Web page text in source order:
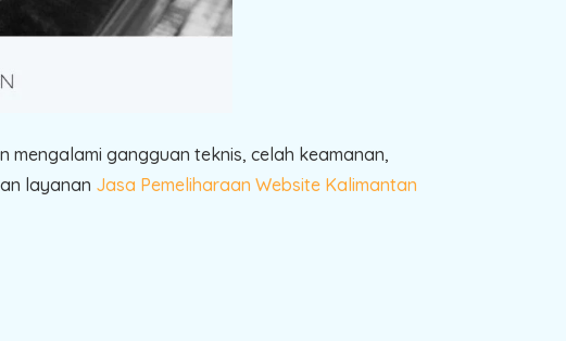
gangguan teknis, celah keamanan,
layanan Jasa Pemeliharaan Website Kalimantan